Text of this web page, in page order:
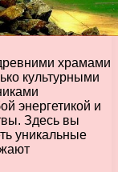
храмами
культурными
энергетикой и
Здесь вы
уникальные